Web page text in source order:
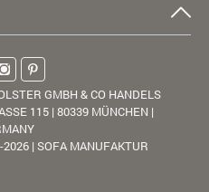
GMBH & CO HANDELS
115 | 80339 MÜNCHEN |
| SOFA MANUFAKTUR